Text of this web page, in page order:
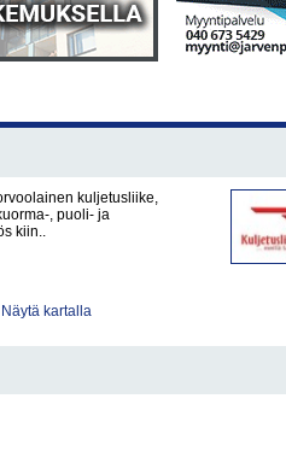
kuljetusliike,
, puoli- ja
kiin..
Näytä kartalla